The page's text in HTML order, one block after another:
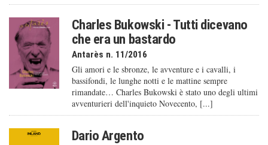
Charles Bukowski - Tutti dicevano
che era un bastardo
Antarès n. 11/2016
Gli amori e le sbronze, le avventure e i cavalli, i
bassifondi, le lunghe notti e le mattine sempre
rimandate… Charles Bukowski è stato uno degli ultimi
avventurieri dell'inquieto Novecento, [...]
Dario Argento